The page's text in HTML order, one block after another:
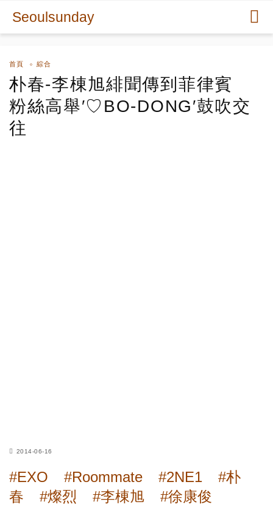
Seoulsunday
首頁 綜合
朴春-李棟旭緋聞傳到菲律賓
粉絲高舉′♡BO-DONG′鼓吹交
往
2014-06-16
#EXO #Roommate #2NE1
#朴
春
#燦烈 #李棟旭 #徐康俊